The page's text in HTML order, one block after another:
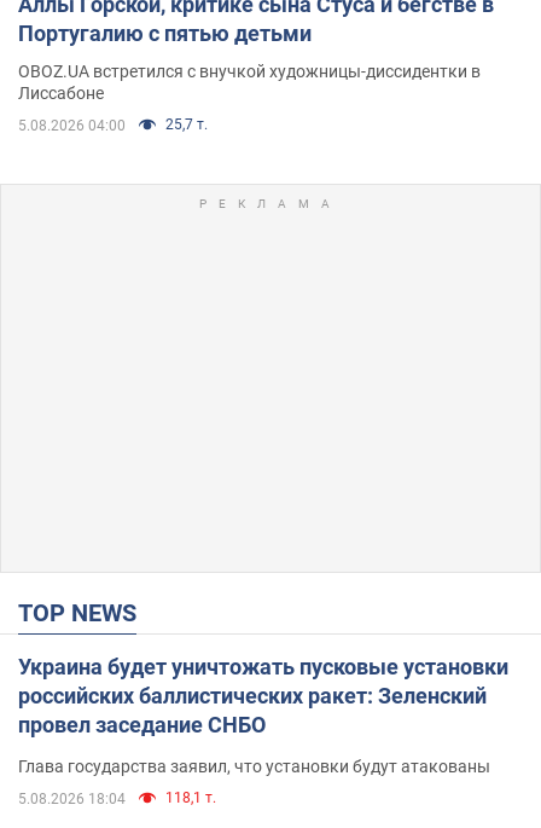
Португалию с пятью детьми
OBOZ.UA встретился с внучкой художницы-диссидентки в
Лиссабоне
5.08.2026 04:00 25,7 т.
TOP NEWS
Украина будет уничтожать пусковые установки
российских баллистических ракет: Зеленский
провел заседание СНБО
Глава государства заявил, что установки будут атакованы
5.08.2026 18:04 118,1 т.